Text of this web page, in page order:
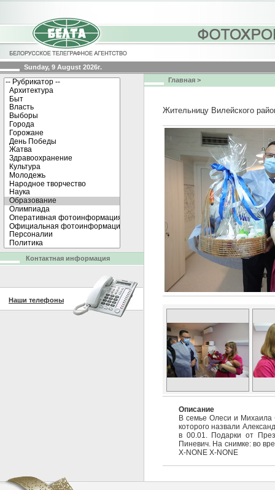
Sunday, 9 August 2026г.
Главная >
Жительницу Вилейского
Описание
В семье Олеси и Михаила
которого назвали
в 00.01. Подарки от
Пиневич. На снимке: во
X-NONE X-NONE
Контактная информация
Наши телефоны